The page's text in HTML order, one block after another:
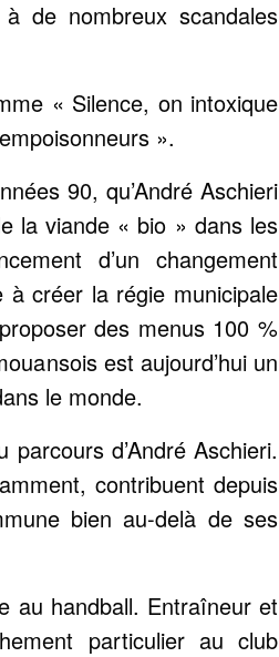
de nombreux scandales
« Silence, on intoxique
».
90, qu’André Aschieri
la viande « bio » dans les
d’un changement
à créer la régie municipale
des menus 100 %
est aujourd’hui un
le monde.
d’André Aschieri.
contribuent depuis
bien au-delà de ses
au handball. Entraîneur et
particulier au club